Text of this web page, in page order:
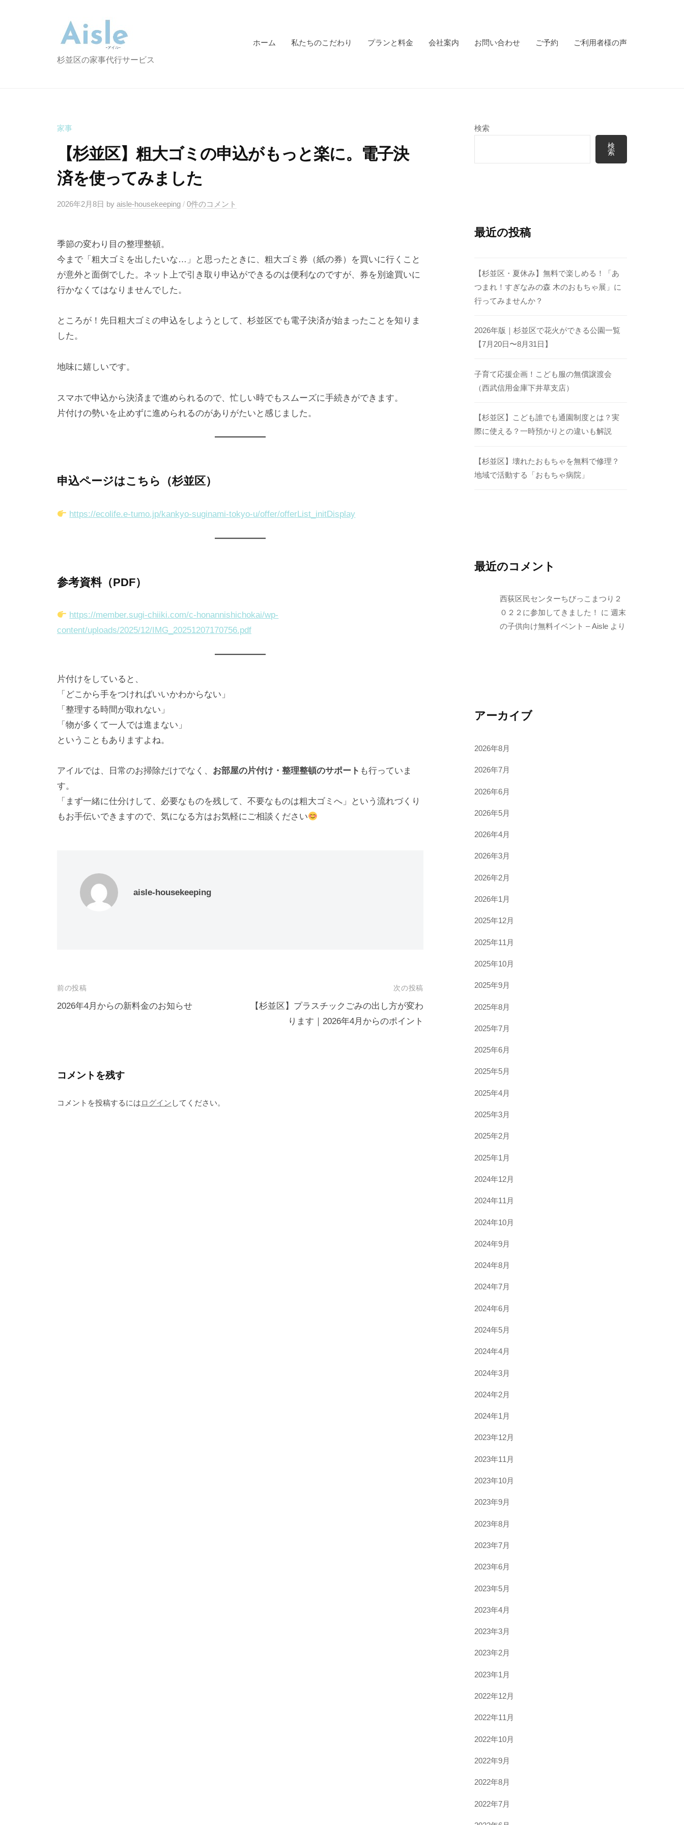
A
e
杉並区の家事代行サービス
ホーム 私たちのこだわり プランと料金 会社案内 お問い合わせ ご予約 ご利用者様の声
家事
【杉並区】粗大ゴミの申込がもっと楽に。電子決
済を使ってみました
2026年2月8日 by aisle-housekeeping / 0件のコメント
季節の変わり目の整理整頓。
今まで「粗大ゴミを出したいな…」と思ったときに、粗大ゴミ券（紙の券）を買いに行くこと
が意外と面倒でした。ネット上で引き取り申込ができるのは便利なのですが、券を別途買いに
行かなくてはなりませんでした。
ところが！先日粗大ゴミの申込をしようとして、杉並区でも電子決済が始まったことを知りま
した。
地味に嬉しいです。
スマホで申込から決済まで進められるので、忙しい時でもスムーズに手続きができます。
片付けの勢いを止めずに進められるのがありがたいと感じました。
申込ページはこちら（杉並区）
https://ecolife.e-tumo.jp/kankyo-suginami-tokyo-u/offer/offerList_initDisplay
参考資料（PDF）
https://member.sugi-chiiki.com/c-honannishichokai/wp-
content/uploads/2025/12/IMG_20251207170756.pdf
片付けをしていると、
「どこから手をつければいいかわからない」
「整理する時間が取れない」
「物が多くて一人では進まない」
ということもありますよね。
アイルでは、日常のお掃除だけでなく、 お部屋の片付け・整理整頓のサポート も行っていま
す。
「まず一緒に仕分けして、必要なものを残して、不要なものは粗大ゴミへ」という流れづくり
もお手伝いできますので、気になる方はお気軽にご相談ください
aisle-housekeeping
投
稿
ー
ョ
前の投稿
2026年4月からの新料金のお知らせ
次の投稿
【杉並区】プラスチックごみの出し方が変わ
ります｜2026年4月からのポイント
コメントを残す
コメントを投稿するにはログイン してください。
検索
検
索
最近の投稿
【杉並区・夏休み】無料で楽しめる！「あ
つまれ！すぎなみの森 木のおもちゃ展」に
行ってみませんか？
2026年版｜杉並区で花火ができる公園一覧
【7月20日〜8月31日】
子育て応援企画！こども服の無償譲渡会
（西武信用金庫下井草支店）
【杉並区】こども誰でも通園制度とは？実
際に使える？一時預かりとの違いも解説
【杉並区】壊れたおもちゃを無料で修理？
地域で活動する「おもちゃ病院」
最近のコメント
西荻区民センターちびっこまつり２
０２２に参加してきました！
に 週末
の子供向け無料イベント – Aisleより
アーカイブ
2026年8月
2026年7月
2026年6月
2026年5月
2026年4月
2026年3月
2026年2月
2026年1月
2025年12月
2025年11月
2025年10月
2025年9月
2025年8月
2025年7月
2025年6月
2025年5月
2025年4月
2025年3月
2025年2月
2025年1月
2024年12月
2024年11月
2024年10月
2024年9月
2024年8月
2024年7月
2024年6月
2024年5月
2024年4月
2024年3月
2024年2月
2024年1月
2023年12月
2023年11月
2023年10月
2023年9月
2023年8月
2023年7月
2023年6月
2023年5月
2023年4月
2023年3月
2023年2月
2023年1月
2022年12月
2022年11月
2022年10月
2022年9月
2022年8月
2022年7月
e